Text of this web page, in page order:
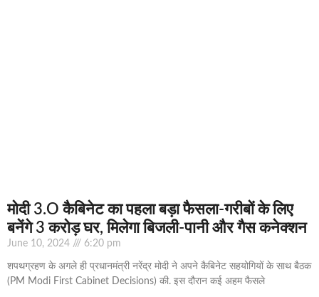
मोदी 3.O कैबिनेट का पहला बड़ा फैसला-गरीबों के ल‍िए
बनेंगे 3 करोड़ घर, म‍िलेगा बिजली-पानी और गैस कनेक्‍शन
June 10, 2024 6:20 pm
शपथग्रहण के अगले ही प्रधानमंत्री नरेंद्र मोदी ने अपने कैबिनेट सहयोग‍ियों के साथ बैठक
(PM Modi First Cabinet Decisions) की. इस दौरान कई अहम फैसले